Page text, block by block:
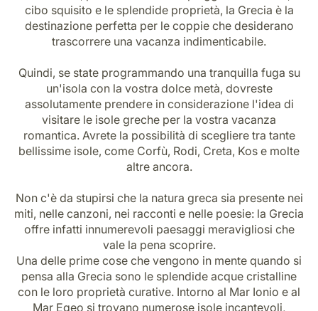
cibo squisito e le splendide proprietà, la Grecia è la
destinazione perfetta per le coppie che desiderano
trascorrere una vacanza indimenticabile.
Quindi, se state programmando una tranquilla fuga su
un'isola con la vostra dolce metà, dovreste
assolutamente prendere in considerazione l'idea di
visitare le isole greche per la vostra vacanza
romantica. Avrete la possibilità di scegliere tra tante
bellissime isole, come Corfù, Rodi, Creta, Kos e molte
altre ancora.
Non c'è da stupirsi che la natura greca sia presente nei
miti, nelle canzoni, nei racconti e nelle poesie: la Grecia
offre infatti innumerevoli paesaggi meravigliosi che
vale la pena scoprire.
Una delle prime cose che vengono in mente quando si
pensa alla Grecia sono le splendide acque cristalline
con le loro proprietà curative. Intorno al Mar Ionio e al
Mar Egeo si trovano numerose isole incantevoli,